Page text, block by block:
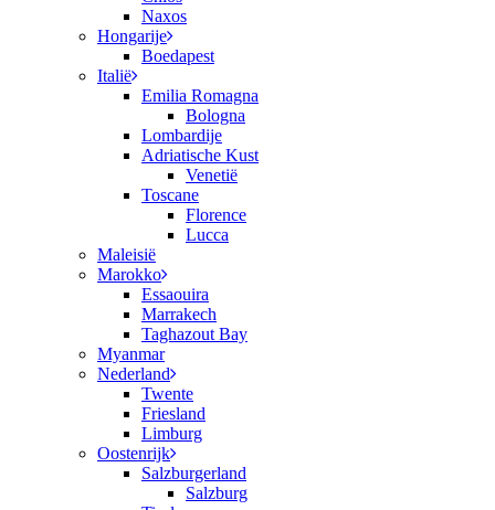
Naxos
Hongarije
Boedapest
Italië
Emilia Romagna
Bologna
Lombardije
Adriatische Kust
Venetië
Toscane
Florence
Lucca
Maleisië
Marokko
Essaouira
Marrakech
Taghazout Bay
Myanmar
Nederland
Twente
Friesland
Limburg
Oostenrijk
Salzburgerland
Salzburg